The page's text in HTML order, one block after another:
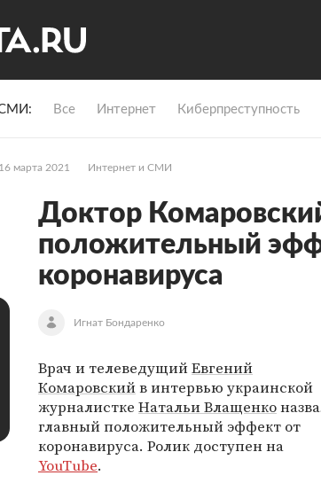
СМИ Все Интернет Киберпреступность
марта 2021 Интернет и СМИ
Доктор
положительный
коронавируса
Игнат Бондаренко
Врач и телеведущийЕвгений
Комаровскийв интервью украинской
журналистке Натальи Влащенко
главный положительный эффект от
коронавируса. Ролик доступен на
YouTube.